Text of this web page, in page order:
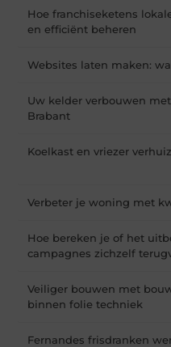
Hoe franchiseketens
en efficiënt beheren
Websites laten maken:
Uw kelder verbouwen
Brabant
Koelkast en vriezer
Verbeter je woning met
Hoe bereken je of het
campagnes zichzelf
Veiliger bouwen met
binnen folie techniek
Fernandes frisdranken